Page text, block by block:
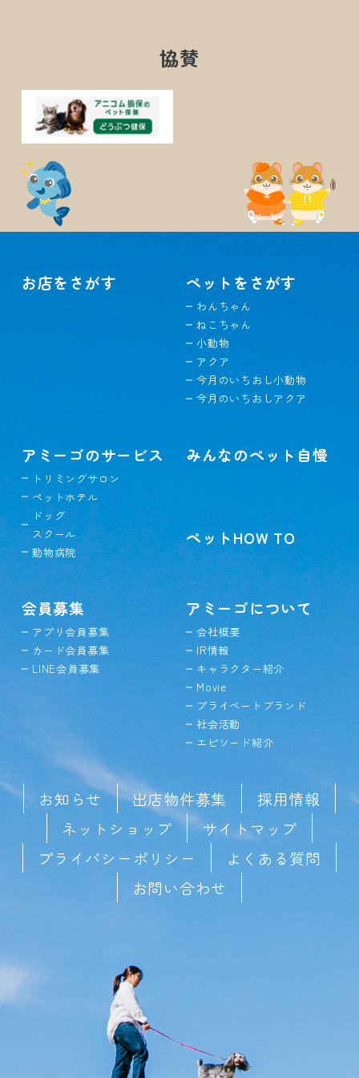
協賛
お店をさがす ペットをさがす
わんちゃん
ねこちゃん
小動物
アクア
今月のいちおし小動物
今月のいちおしアクア
アミーゴのサービス
トリミングサロン
ペットホテル
ドッグ
スクール
動物病院
みんなのペット自慢
ペットHOW TO
会員募集
アプリ会員募集
カード会員募集
LINE会員募集
アミーゴについて
会社概要
IR情報
キャラクター紹介
Movie
プライベートブランド
社会活動
エピソード紹介
お知らせ 出店物件募集
採用情報
ネットショップ
サイトマップ
プライバシーポリシー
よくある質問
お問い合わせ